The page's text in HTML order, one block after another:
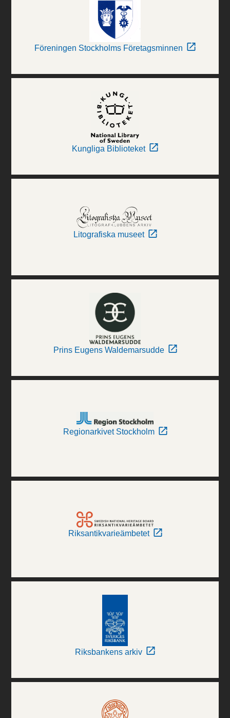
Föreningen Stockholms Företagsminnen
Kungliga Biblioteket
Litografiska museet
Prins Eugens Waldemarsudde
Regionarkivet Stockholm
Riksantikvarieämbetet
Riksbankens arkiv